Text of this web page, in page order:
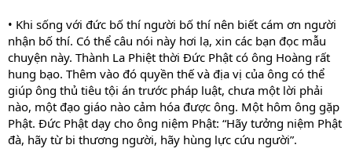
• Khi sống với đức bố thí người bố thí nên biết cám ơn người
nhận bố thí. Có thể câu nói này hơi lạ, xin các bạn đọc mẫu
chuyện này. Thành La Phiệt thời Đức Phật có ông Hoàng rất
hung bạo. Thêm vào đó quyền thế và địa vị của ông có thể
giúp ông thủ tiêu tội án trước pháp luật, chưa một lời phải
nào, một đạo giáo nào cảm hóa được ông. Một hôm ông gặp
Phật. Đức Phật dạy cho ông niệm Phật: “Hãy tưởng niệm Phật
đà, hãy từ bi thương người, hãy hùng lực cứu người”.